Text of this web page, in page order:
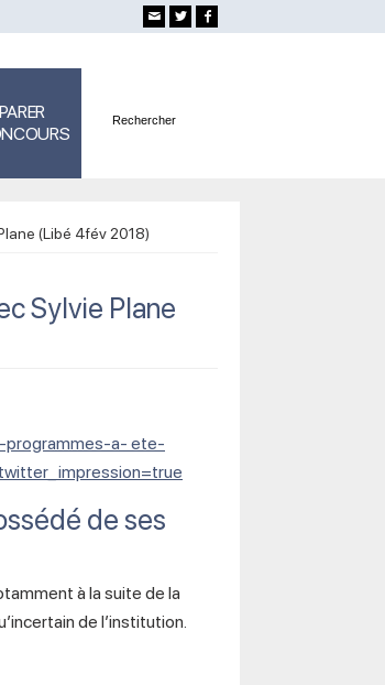
(Libé 4fév 2018)
Sylvie Plane
programmes-a- ete-
impression=true
de ses
à la suite de la
de l’institution.